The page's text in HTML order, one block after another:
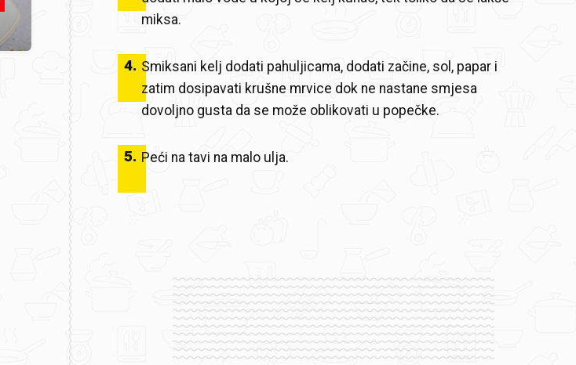
miksa.
4. Smiksani kelj dodati pahuljicama, dodati začine, sol, papar i
zatim dosipavati krušne mrvice dok ne nastane smjesa
dovoljno gusta da se može oblikovati u popečke.
5. Peći na tavi na malo ulja.